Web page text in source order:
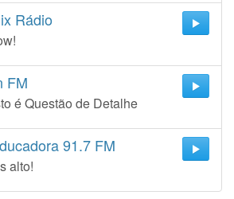
Rádio
FM
é Questão de Detalhe
91.7 FM
alto!